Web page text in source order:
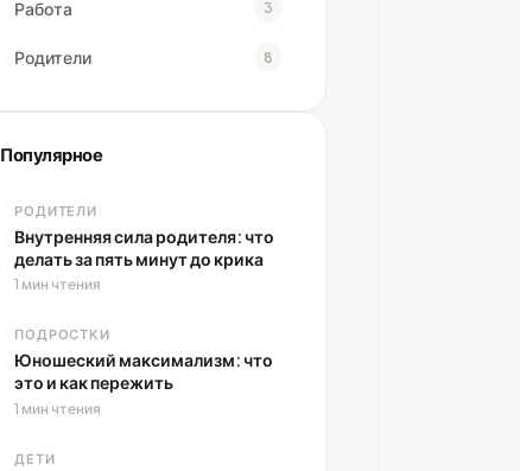
Работа 3
Родители 8
Популярное
РОДИТЕЛИ
Внутренняя сила родителя: что
делать за пять минут до крика
1 мин чтения
ПОДРОСТКИ
Юношеский максимализм: что
это и как пережить
1 мин чтения
ДЕТИ